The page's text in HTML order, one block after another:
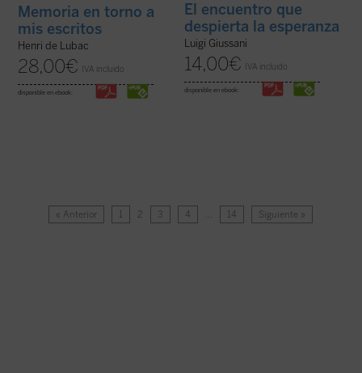
Memoria en torno a
mis escritos
Henri de Lubac
28,00€ IVA incluido
disponible en ebook:
El encuentro que
despierta la esperanza
Luigi Giussani
14,00€ IVA incluido
disponible en ebook:
« Anterior 1 2 3 4 … 14 Siguiente »